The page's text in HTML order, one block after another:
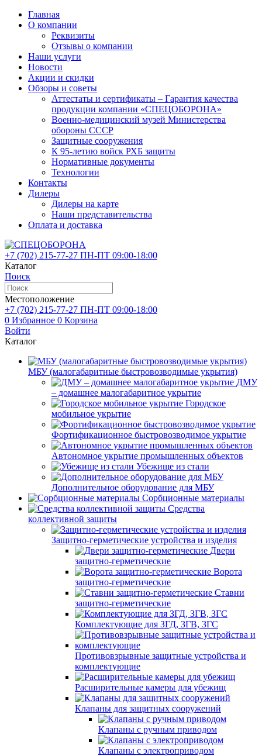
Главная
О компании
Реквизиты
Отзывы о компании
Наши услуги
Новости
Акции и скидки
Обзоры и советы
Аттестаты и сертификаты – Гарантия качества
продукции компании «СПЕЦОБОРОНА»
Военно-медицинский музей Министерства
обороны СССР
Защитные сооружения
К 95-летию войск РХБ защиты
Нормативные документы
Технологии
Контакты
Дилеры
Дилеры на карте
Наши представительства
Оплата и доставка
+7 (702) 215-77-27 ПН-ПТ 09:00-18:00
Каталог
Поиск
Местоположение
+7 (702) 215-77-27 ПН-ПТ 09:00-18:00
0 Избранное 0 Корзина
Войти
Каталог
МБУ (малогабаритные быстровозводимые укрытия)
ДМУ
– домашнее малогабаритное укрытие
Городское
мобильное укрытие
Фортификационное быстровозводимое укрытие
Автономное укрытие промышленных объектов
Убежище из стали
Дополнительное оборудование для МБУ
Сорбционные материалы
Средства
коллективной защиты
Защитно-герметические устройства и изделия
Двери
защитно-герметические
Ворота
защитно-герметические
Ставни
защитно-герметические
Комплектующие для ЗГД, ЗГВ, ЗГС
Противовзрывные защитные устройства и
комплектующие
Расширительные камеры для убежищ
Клапаны для защитных сооружений
Клапаны с ручным приводом
Клапаны с электроприводом